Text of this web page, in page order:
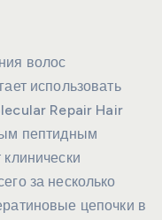
волос
использовать
Repair Hair
пептидным
за несколько
цепочки в